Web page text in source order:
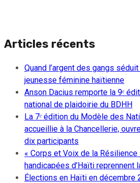
Articles récents
Quand l’argent des gangs
jeunesse féminine haïtienne
Anson Dacius remporte la 9ᵉ
national de plaidoirie du BDHH
La 7ᵉ édition du Modèle des
accueillie à la Chancellerie,
dix participants
« Corps et Voix de la
handicapées d’Haïti reprennent
Élections en Haïti en décembre